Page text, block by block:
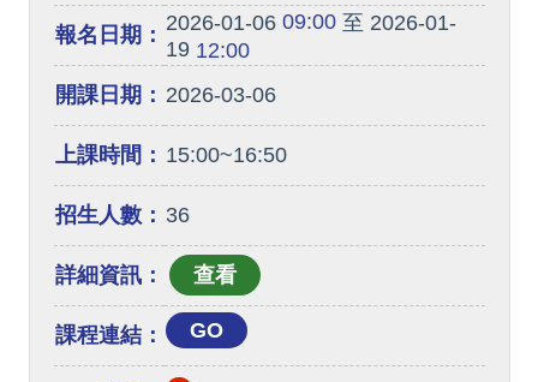
報名日期： 2026-01-0609:00至 2026-01-
1912:00
開課日期： 2026-03-06
上課時間： 15:00~16:50
招生人數： 36
詳細資訊：
課程連結： GO